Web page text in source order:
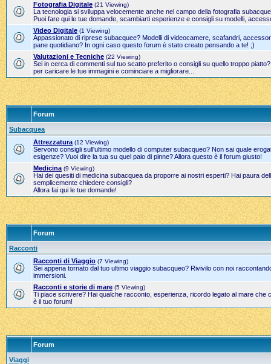
Fotografia Digitale (21 Viewing)
La tecnologia si sviluppa velocemente anche nel campo della fotografia
Puoi fare qui le tue domande, scambiarti esperienze e consigli su modelli,
Video Digitale (1 Viewing)
Appassionato di riprese subacquee? Modelli di videocamere, scafandri,
pane quotidiano? In ogni caso questo forum è stato creato pensando a te! ;)
Valutazioni e Tecniche (22 Viewing)
Sei in cerca di commenti sul tuo scatto preferito o consigli su quello troppo
per caricare le tue immagini e cominciare a migliorare...
Forum
Subacquea
Attrezzatura (12 Viewing)
Servono consigli sull'ultimo modello di computer subacqueo? Non sai quale
esigenze? Vuoi dire la tua su quel paio di pinne? Allora questo è il forum giusto!
Medicina (9 Viewing)
Hai dei quesiti di medicina subacquea da proporre ai nostri esperti? Hai paura
semplicemente chiedere consigli?
Allora fai qui le tue domande!
Forum
Racconti
Racconti di Viaggio (7 Viewing)
Sei appena tornato dal tuo ultimo viaggio subacqueo? Rivivilo con noi
immersioni.
Racconti e storie di mare (5 Viewing)
Ti piace scrivere? Hai qualche racconto, esperienza, ricordo legato al mare che
è il tuo forum!
Forum
Viaggi